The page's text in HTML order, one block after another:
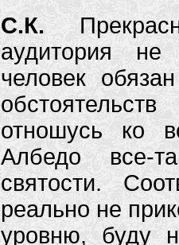
С.К.
аудитория не
человек
отношусь ко
Албедо все-
святости.
реально не
уровню, буду